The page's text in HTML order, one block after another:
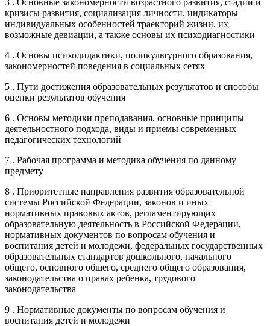
кризисы развития, социализация личности, индикаторы
индивидуальных особенностей траекторий жизни, их
возможные девиации, а также основы их психодиагностики
4 . Основы психодидактики, поликультурного образования,
закономерностей поведения в социальных сетях
5 . Пути достижения образовательных результатов и способы
оценки результатов обучения
6 . Основы методики преподавания, основные принципы
деятельностного подхода, виды и приемы современных
педагогических технологий
7 . Рабочая программа и методика обучения по данному
предмету
8 . Приоритетные направления развития образовательной
системы Российской Федерации, законов и иных
нормативных правовых актов, регламентирующих
образовательную деятельность в Российской Федерации,
нормативных документов по вопросам обучения и
воспитания детей и молодежи, федеральных государственных
образовательных стандартов дошкольного, начального
общего, основного общего, среднего общего образования,
законодательства о правах ребенка, трудового
законодательства
9 . Нормативные документы по вопросам обучения и
воспитания детей и молодежи